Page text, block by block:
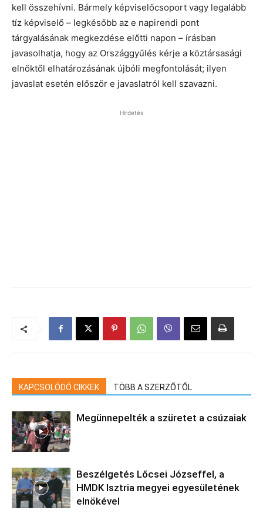
kell összehívni. Bármely képviselőcsoport vagy legalább
tíz képviselő – legkésőbb az e napirendi pont
tárgyalásának megkezdése előtti napon – írásban
javasolhatja, hogy az Országgyűlés kérje a köztársasági
elnöktől elhatározásának újbóli megfontolását; ilyen
javaslat esetén először e javaslatról kell szavazni.
Hirdetés
KAPCSOLÓDÓ CIKKEK TÖBB A SZERZŐTŐL
Megünnepelték a szüretet a csúzaiak
Beszélgetés Lőcsei Józseffel, a
HMDK Isztria megyei egyesületének
elnökével